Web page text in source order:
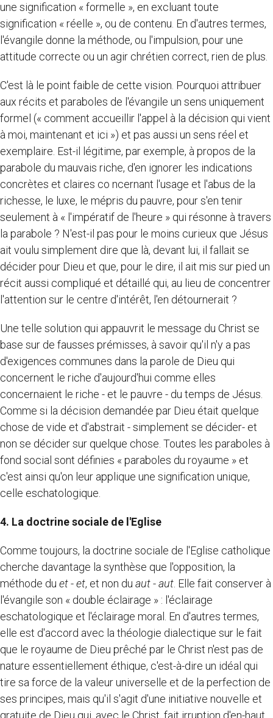
une signification « formelle », en excluant toute
signification « réelle », ou de contenu. En d'autres termes,
l'évangile donne la méthode, ou l'impulsion, pour une
attitude correcte ou un agir chrétien correct, rien de plus.
C'est là le point faible de cette vision. Pourquoi attribuer
aux récits et paraboles de l'évangile un sens uniquement
formel (« comment accueillir l'appel à la décision qui vient
à moi, maintenant et ici ») et pas aussi un sens réel et
exemplaire. Est-il légitime, par exemple, à propos de la
parabole du mauvais riche, d'en ignorer les indications
concrètes et claires co ncernant l'usage et l'abus de la
richesse, le luxe, le mépris du pauvre, pour s'en tenir
seulement à « l'impératif de l'heure » qui résonne à travers
la parabole ? N'est-il pas pour le moins curieux que Jésus
ait voulu simplement dire que là, devant lui, il fallait se
décider pour Dieu et que, pour le dire, il ait mis sur pied un
récit aussi compliqué et détaillé qui, au lieu de concentrer
l'attention sur le centre d'intérêt, l'en détournerait ?
Une telle solution qui appauvrit le message du Christ se
base sur de fausses prémisses, à savoir qu'il n'y a pas
d'exigences communes dans la parole de Dieu qui
concernent le riche d'aujourd'hui comme elles
concernaient le riche - et le pauvre - du temps de Jésus.
Comme si la décision demandée par Dieu était quelque
chose de vide et d'abstrait - simplement se décider- et
non se décider sur quelque chose. Toutes les paraboles à
fond social sont définies « paraboles du royaume » et
c'est ainsi qu'on leur applique une signification unique,
celle eschatologique.
4. La doctrine sociale de l'Eglise
Comme toujours, la doctrine sociale de l'Eglise catholique
cherche davantage la synthèse que l'opposition, la
méthode du et-et, et non du aut-aut . Elle fait conserver à
l'évangile son « double éclairage » : l'éclairage
eschatologique et l'éclairage moral. En d'autres termes,
elle est d'accord avec la théologie dialectique sur le fait
que le royaume de Dieu prêché par le Christ n'est pas de
nature essentiellement éthique, c'est-à-dire un idéal qui
tire sa force de la valeur universelle et de la perfection de
ses principes, mais qu'il s'agit d'une initiative nouvelle et
gratuite de Dieu qui, avec le Christ, fait irruption d'en-haut.